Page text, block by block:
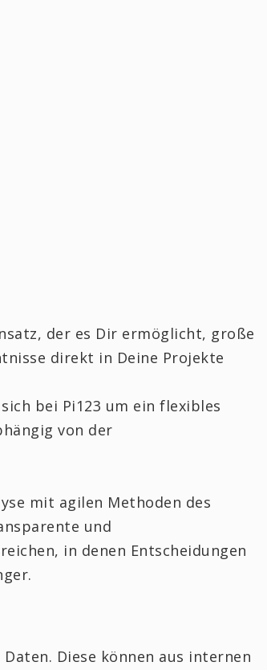
der es Dir ermöglicht, große
direkt in Deine Projekte
bei Pi123 um ein flexibles
von der
mit agilen Methoden des
und
in denen Entscheidungen
Diese können aus internen